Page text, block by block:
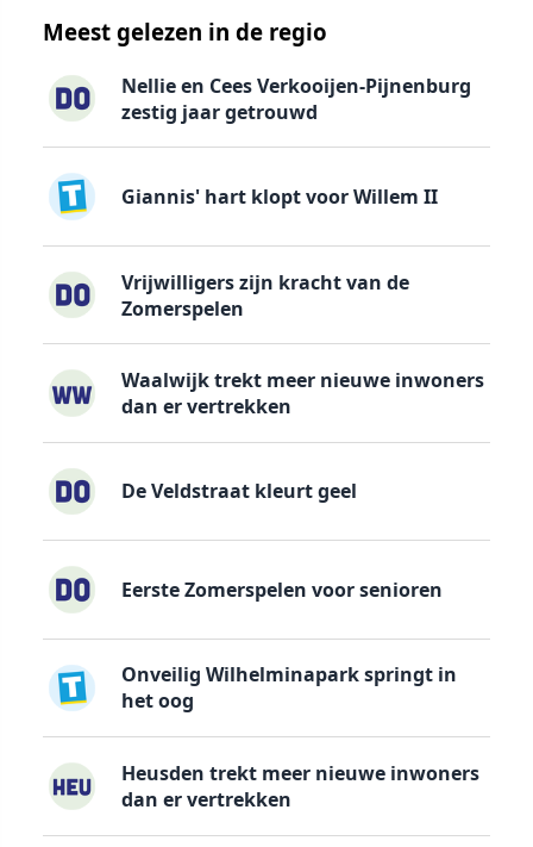
Meest gelezen in de regio
Nellie en Cees Verkooijen-Pijnenburg
zestig jaar getrouwd
Giannis' hart klopt voor Willem II
Vrijwilligers zijn kracht van de
Zomerspelen
Waalwijk trekt meer nieuwe inwoners
dan er vertrekken
De Veldstraat kleurt geel
Eerste Zomerspelen voor senioren
Onveilig Wilhelminapark springt in
het oog
Heusden trekt meer nieuwe inwoners
dan er vertrekken